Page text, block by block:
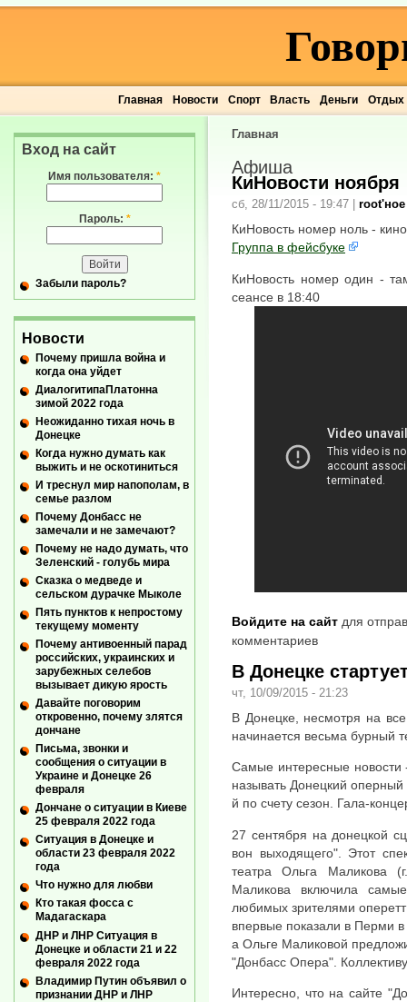
Главная Новости Спорт Власть Деньги Отдых
Главная
Афиша
КиНовости ноября
сб, 28/11/2015 - 19:47 | root'ное
КиНовость номер ноль -
Группа в фейсбуке
КиНовость номер один -
сеансе в 18:40
Войдите на сайт для
комментариев
В Донецке
чт, 10/09/2015 - 21:23
В Донецке, несмотря на
начинается весьма бурный
Самые интересные новости
называть Донецкий оперный
й по счету сезон. Гала-
27 сентября на донецкой
вон выходящего". Этот
театра Ольга Маликова
Маликова включила
любимых зрителями
впервые показали в Перми
а Ольге Маликовой
"Донбасс Опера".
Интересно, что на сайте
Вход на сайт
Имя пользователя: *
Пароль: *
Забыли пароль?
Новости
Почему пришла война и
когда она уйдет
ДиалогитипаПлатонна
зимой 2022 года
Неожиданно тихая ночь в
Донецке
Когда нужно думать как
выжить и не оскотиниться
И треснул мир напополам, в
семье разлом
Почему Донбасс не
замечали и не замечают?
Почему не надо думать, что
Зеленский - голубь мира
Сказка о медведе и
сельском дурачке Мыколе
Пять пунктов к непростому
текущему моменту
Почему антивоенный парад
российских, украинских и
зарубежных селебов
вызывает дикую ярость
Давайте поговорим
откровенно, почему злятся
дончане
Письма, звонки и
сообщения о ситуации в
Украине и Донецке 26
февраля
Дончане о ситуации в Киеве
25 февраля 2022 года
Ситуация в Донецке и
области 23 февраля 2022
года
Что нужно для любви
Кто такая фосса с
Мадагаскара
ДНР и ЛНР Ситуация в
Донецке и области 21 и 22
февраля 2022 года
Владимир Путин объявил о
признании ДНР и ЛНР